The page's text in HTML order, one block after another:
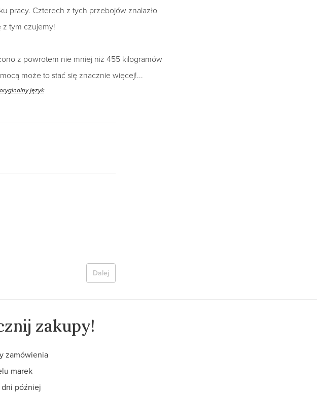
pracy. Czterech z tych przebojów znalazło
z tym czujemy!
z powrotem nie mniej niż 455 kilogramów
może to stać się znacznie więcej!...
język
Dalej
zakupy!
zamówienia
marek
dni później